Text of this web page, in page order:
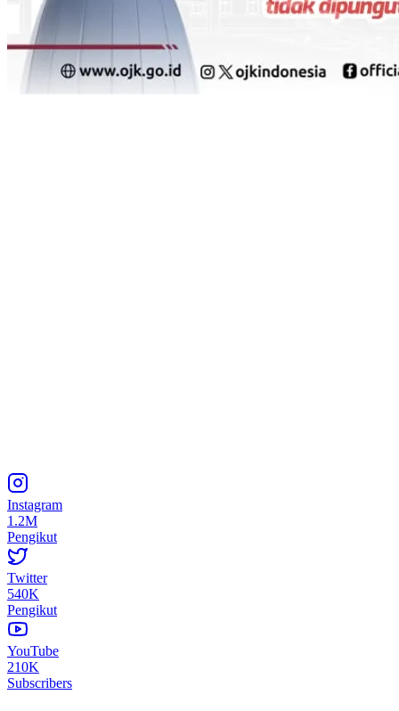
Instagram
1.2M
Pengikut
Twitter
540K
Pengikut
YouTube
210K
Subscribers